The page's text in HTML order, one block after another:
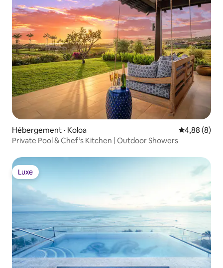
Hébergement ⋅ Koloa Évaluation
4,88 (8)
Private Pool & Chef’s Kitchen | Outdoor Showers
Luxe
Luxe